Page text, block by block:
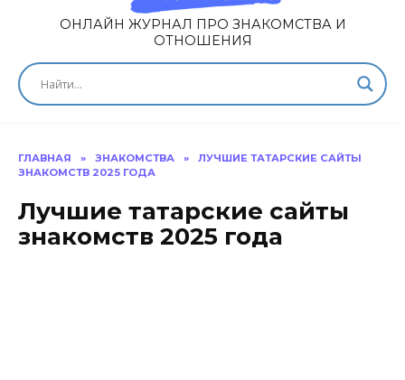
ОНЛАЙН ЖУРНАЛ ПРО ЗНАКОМСТВА И
ОТНОШЕНИЯ
ГЛАВНАЯ » ЗНАКОМСТВА »
ЛУЧШИЕ ТАТАРСКИЕ САЙТЫ
ЗНАКОМСТВ 2025 ГОДА
Лучшие татарские сайты
знакомств 2025 года